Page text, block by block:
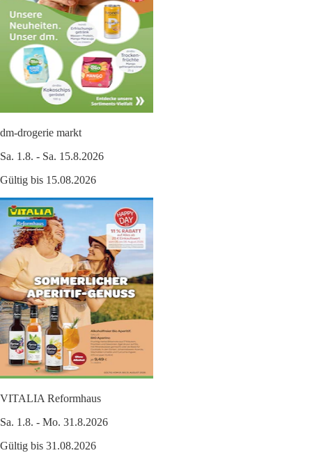
dm-drogerie markt
Sa. 1.8. - Sa. 15.8.2026
Gültig bis 15.08.2026
VITALIA Reformhaus
Sa. 1.8. - Mo. 31.8.2026
Gültig bis 31.08.2026